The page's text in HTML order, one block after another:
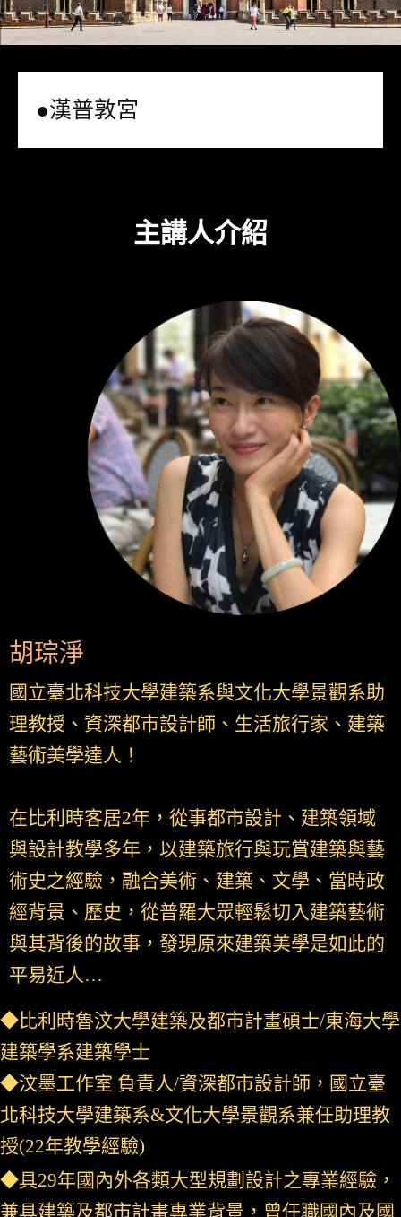
●漢普敦宮
主講人介紹
胡琮淨
國立臺北科技大學建築系與文化大學景觀系助
理教授、資深都市設計師、生活旅行家、建築
藝術美學達人！
在比利時客居2年，從事都市設計、建築領域
與設計教學多年，以建築旅行與玩賞建築與藝
術史之經驗，融合美術、建築、文學、當時政
經背景、歷史，從普羅大眾輕鬆切入建築藝術
與其背後的故事，發現原來建築美學是如此的
平易近人…
◆比利時魯汶大學建築及都市計畫碩士/東海大學
建築學系建築學士
◆汶墨工作室 負責人/資深都市設計師， 國立臺
北科技大學建築系&文化大學景觀系兼任助理教
授(22年教學經驗)
◆具29年國內外各類大型規劃設計之專業經驗，
兼具建築及都市計畫專業背景，曾任職國內及國